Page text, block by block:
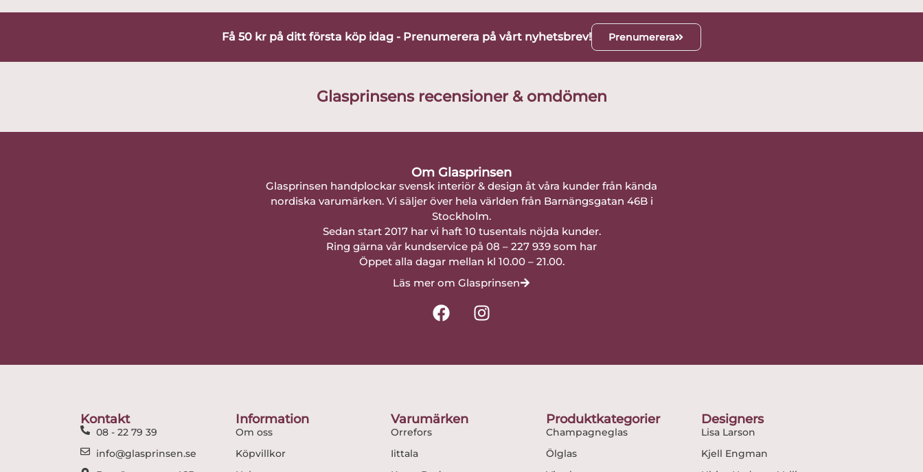
Få 50 kr på ditt första köp idag - Prenumerera på vårt nyhetsbrev! Prenumerera
Glasprinsens recensioner & omdömen
Om Glasprinsen
Glasprinsen handplockar svensk interiör & design åt våra kunder från kända
nordiska varumärken. Vi säljer över hela världen från Barnängsgatan 46B i
Stockholm.
Sedan start 2017 har vi haft 10 tusentals nöjda kunder.
Ring gärna vår kundservice på 08 – 227 939 som har
Öppet alla dagar mellan kl 10.00 – 21.00.
Läs mer om Glasprinsen
F
a
k
I
n
Kontakt
08 - 22 79 39
info@glasprinsen.se
Information
Om oss
Köpvillkor
Varumärken
Orrefors
Iittala
Produktkategorier
Champagneglas
Ölglas
Designers
Lisa Larson
Kjell Engman